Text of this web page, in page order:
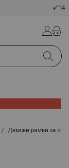
/ Дамски рамки за